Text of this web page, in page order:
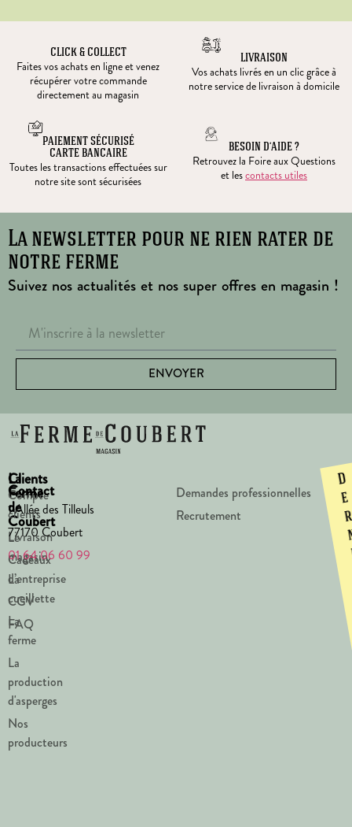
CLICK & COLLECT
Faites vos achats en ligne et venez
récupérer votre commande
directement au magasin
LIVRAISON
Vos achats livrés en un clic grâce à
notre service de livraison à domicile
PAIEMENT SÉCURISÉ
CARTE BANCAIRE
Toutes les transactions effectuées sur
notre site sont sécurisées
BESOIN D’AIDE ?
Retrouvez la Foire aux Questions
et lescontacts utiles
La newsletter pour ne rien rater de
notre ferme
Suivez nos actualités et nos super offres en magasin !
ENVOYER
La
Ferme
de
Coubert
Le
magasin
La
cueillette
La
ferme
La
production
d'asperges
Nos
producteurs
Clients
Compte
clients
Livraison
Cadeaux
d’entreprise
CGV
FAQ
Contact
1 Allée des Tilleuls
77170 Coubert
01 64 06 60 99
Demandes professionnelles
Recrutement
D
e